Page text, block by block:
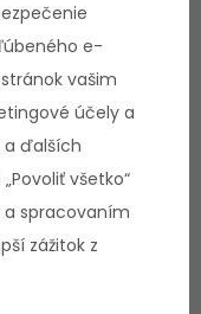
e-
vašim
účely a
a ďalších
všetko“
spracovaním
zážitok z